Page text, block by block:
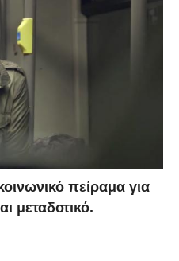
πείραμα για
μεταδοτικό.